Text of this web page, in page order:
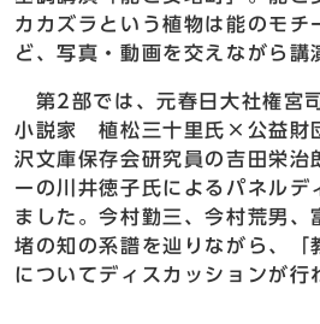
カカズラという植物は能のモチ
ど、写真・動画を交えながら講
第2部では、元春日大社権宮
小説家 植松三十里氏×公益財
沢文庫保存会研究員の吉田栄治
ーの川井徳子氏によるパネルデ
ました。今村勤三、今村荒男、
堵の知の系譜を辿りながら、「
についてディスカッションが行